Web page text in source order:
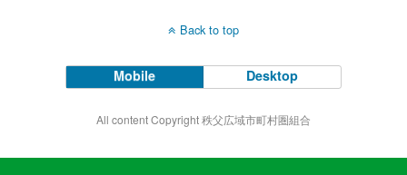
Back to top
Mobile Desktop
All content Copyright 秩父広域市町村圏組合